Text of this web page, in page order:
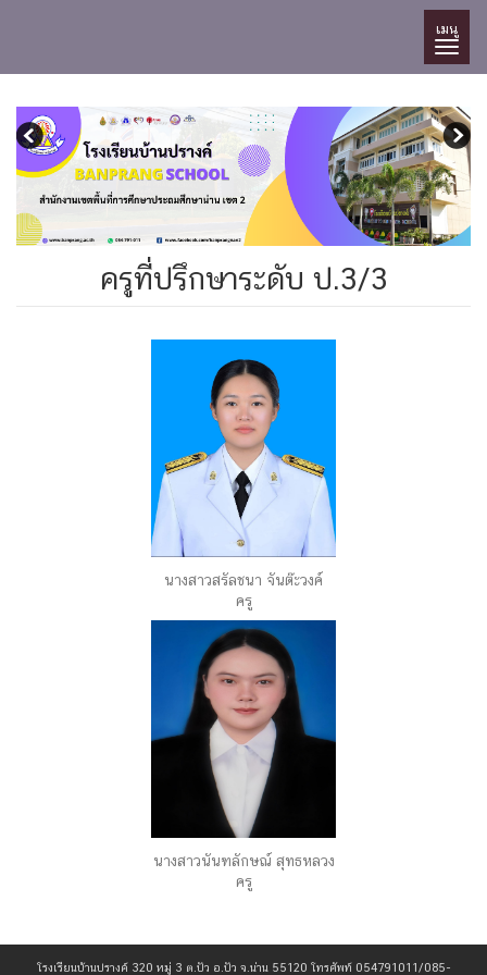
เมนู
ครูที่ปรึกษาระดับ ป.3/3
นางสาวสรัลชนา จันต๊ะวงค์
ครู
นางสาวนันฑลักษณ์ สุทธหลวง
ครู
โรงเรียนบ้านปรางค์ 320 หมู่ 3 ต.ปัว อ.ปัว จ.น่าน 55120 โทรศัพท์ 054791011/085-